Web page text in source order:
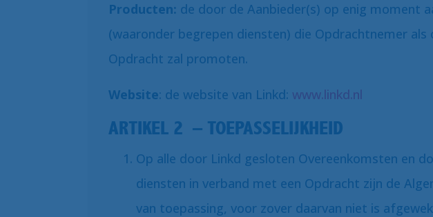
Producten: de door de Aanbieder(s) op enig moment
(waaronder begrepen diensten) die Opdrachtnemer als
Opdracht zal promoten.
Website: de website van Linkd: www.linkd.nl
ARTIKEL 2 – TOEPASSELIJKHEID
Op alle door Linkd gesloten Overeenkomsten en
diensten in verband met een Opdracht zijn de
van toepassing, voor zover daarvan niet is